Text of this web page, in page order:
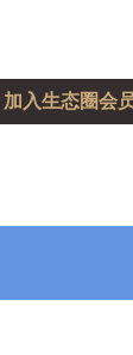
加入生态圈会